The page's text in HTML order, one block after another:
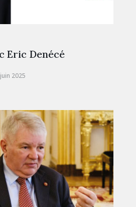
Eric Denécé
2025